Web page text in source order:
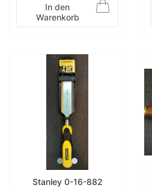
In den
Warenkorb
Stanley 0-16-882